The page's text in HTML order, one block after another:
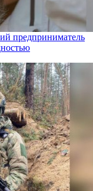
предприниматель